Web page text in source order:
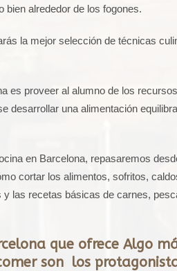
bien alrededor de los fogones.
la mejor selección de técnicas
es proveer al alumno de los
desarrollar una alimentación
en Barcelona, repasaremos
cortar los alimentos, sofritos,
las recetas básicas de carnes,
que ofrece Algo
son los